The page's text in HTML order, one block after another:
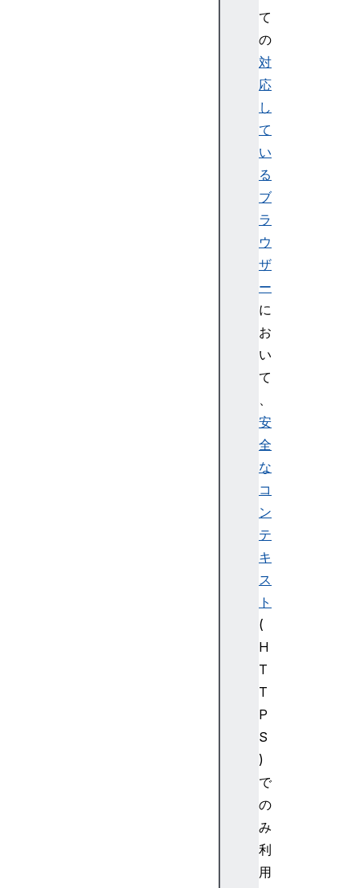
て
の
対
応
し
て
い
る
ブ
ラ
ウ
ザ
ー
に
お
い
て
、
安
全
な
コ
ン
テ
キ
ス
ト
(
H
T
T
P
S
)
で
の
み
利
用